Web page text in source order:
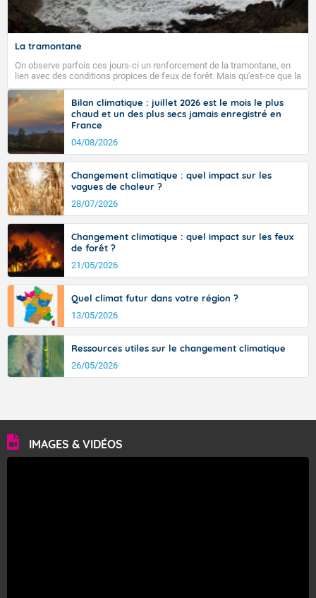
La tramontane
On observe parfois ces jours-ci un renforcement de la tramontane, en
lien avec des conditions propices de feux de forêt. Mais qu'est-ce que la
tramontane ? Quelles sont ses caractéristiques ? La tramontane est un
vent turbulent soufflant de secteur nord-ouest à nord, ou ouest à nord-
ouest, dans un secteur qui part du Roussillon à la vallée de l’Aude et à
l’ouest de l’Hérault. L’étymologie de ce vent vient du latin trasmontanus,
signifiant au-delà des monts, en allusion aux régions montagneuses
d’où provient ce vent.
Bilan climatique : juillet 2026 est le mois le plus
chaud et un des plus secs jamais enregistré en
France
04/08/2026
Changement climatique : quel impact sur les
vagues de chaleur ?
28/07/2026
Changement climatique : quel impact sur les feux
de forêt ?
21/05/2026
Quel climat futur dans votre région ?
13/05/2026
Ressources utiles sur le changement climatique
26/05/2026
IMAGES & VIDÉOS